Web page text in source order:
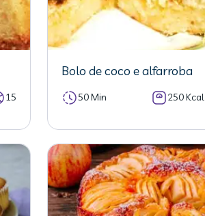
15
Bolo de coco e alfarroba
50 Min 250 Kcal